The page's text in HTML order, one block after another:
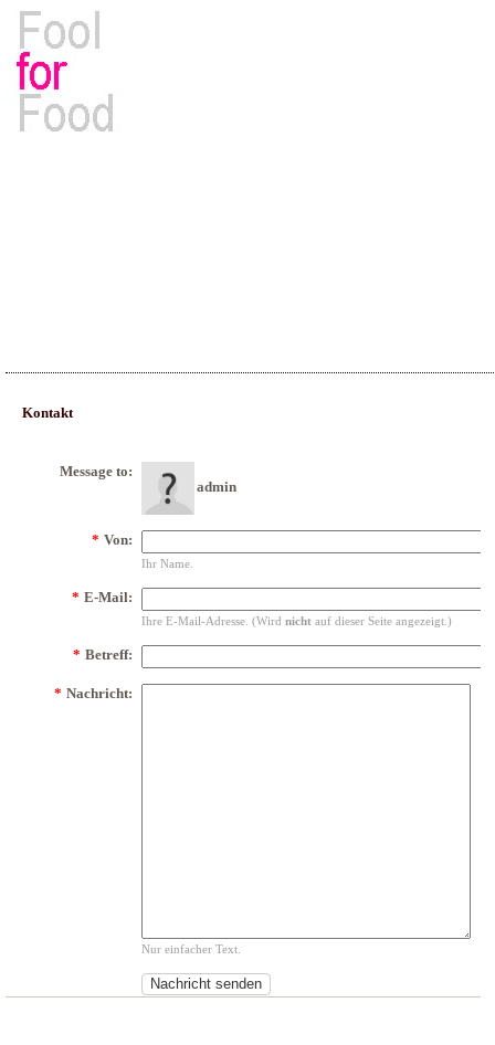
Kontakt
Message to:
admin
* Von:
Ihr Name.
* E-Mail:
Ihre E-Mail-Adresse. (Wird nicht auf dieser Seite angezeigt.)
* Betreff:
* Nachricht:
Nur einfacher Text.